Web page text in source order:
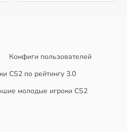
Конфиги пользователей
CS2 по рейтингу 3.0
молодые игроки CS2